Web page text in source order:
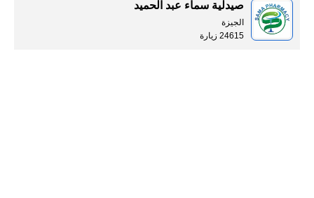
صيدلية سماء عبد الحميد
الجيزة
24615 زيارة